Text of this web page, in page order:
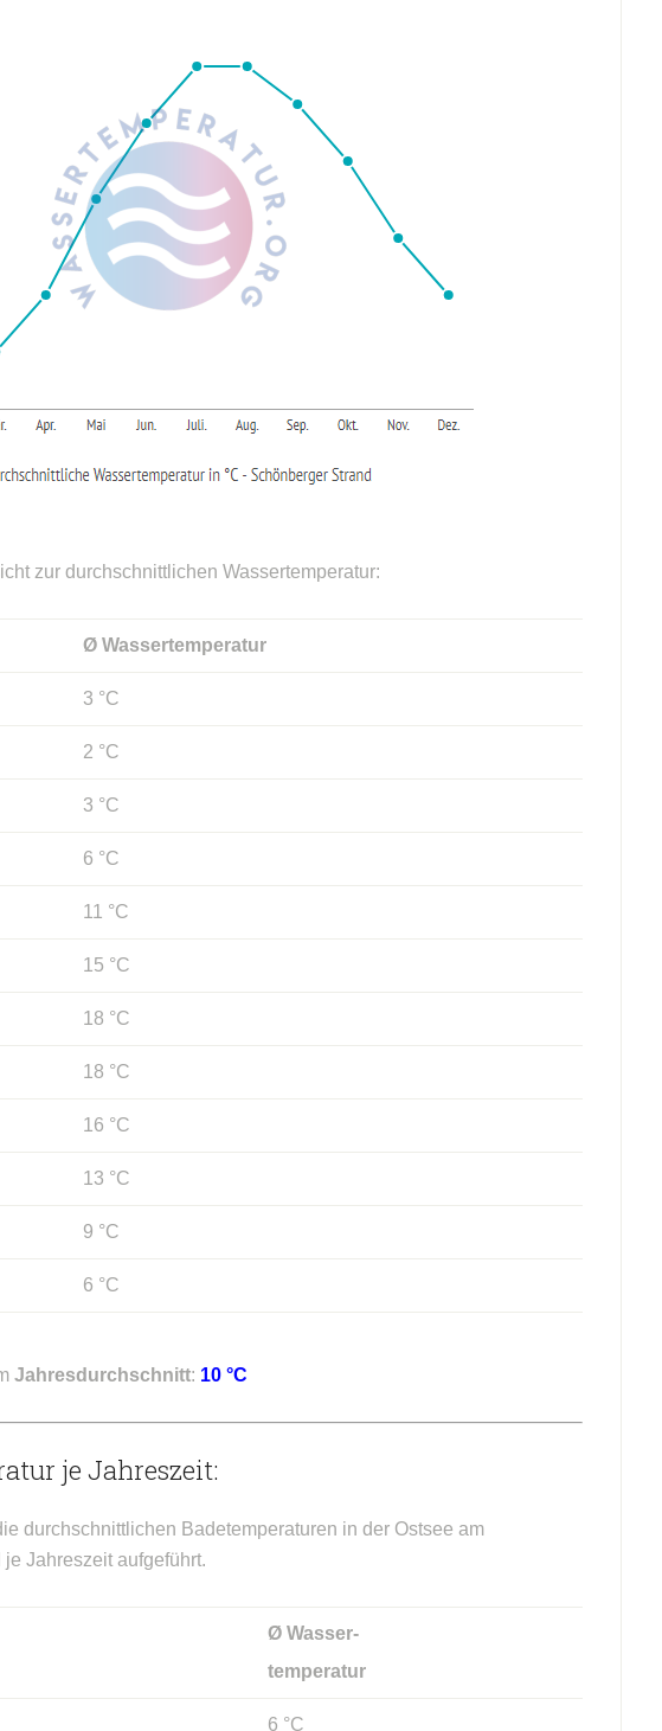
zur durchschnittlichen Wassertemperatur:
Ø Wassertemperatur
3 °C
2 °C
3 °C
6 °C
11 °C
15 °C
18 °C
18 °C
16 °C
13 °C
9 °C
6 °C
Jahresdurchschnitt: 10 °C
je Jahreszeit:
durchschnittlichen Badetemperaturen in der Ostsee am
Jahreszeit aufgeführt.
Ø Wasser-
temperatur
6 °C